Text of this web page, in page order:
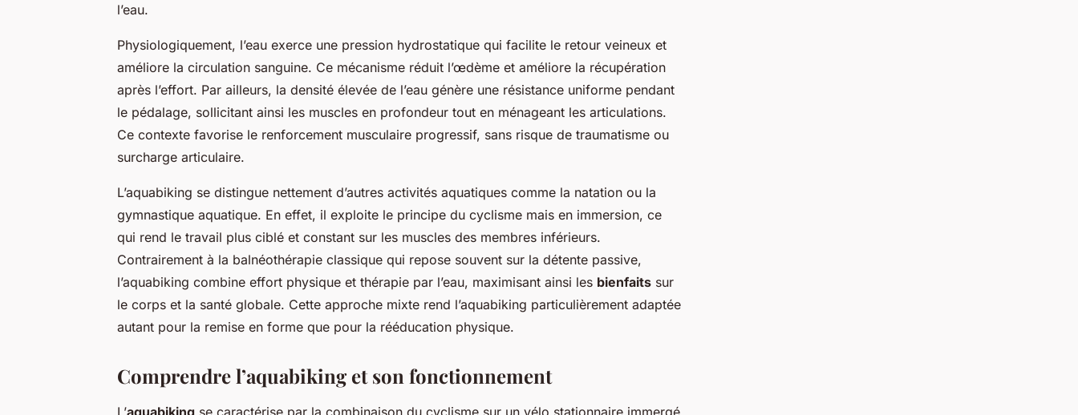
l’eau.
Physiologiquement, l’eau exerce une pression hydrostatique qui facilite le retour veineux et
améliore la circulation sanguine. Ce mécanisme réduit l’œdème et améliore la récupération
après l’effort. Par ailleurs, la densité élevée de l’eau génère une résistance uniforme pendant
le pédalage, sollicitant ainsi les muscles en profondeur tout en ménageant les articulations.
Ce contexte favorise le renforcement musculaire progressif, sans risque de traumatisme ou
surcharge articulaire.
L’aquabiking se distingue nettement d’autres activités aquatiques comme la natation ou la
gymnastique aquatique. En effet, il exploite le principe du cyclisme mais en immersion, ce
qui rend le travail plus ciblé et constant sur les muscles des membres inférieurs.
Contrairement à la balnéothérapie classique qui repose souvent sur la détente passive,
l’aquabiking combine effort physique et thérapie par l’eau, maximisant ainsi les bienfaits sur
le corps et la santé globale. Cette approche mixte rend l’aquabiking particulièrement adaptée
autant pour la remise en forme que pour la rééducation physique.
Comprendre l’aquabiking et son fonctionnement
L’aquabiking se caractérise par la combinaison du cyclisme sur un vélo stationnaire immergé